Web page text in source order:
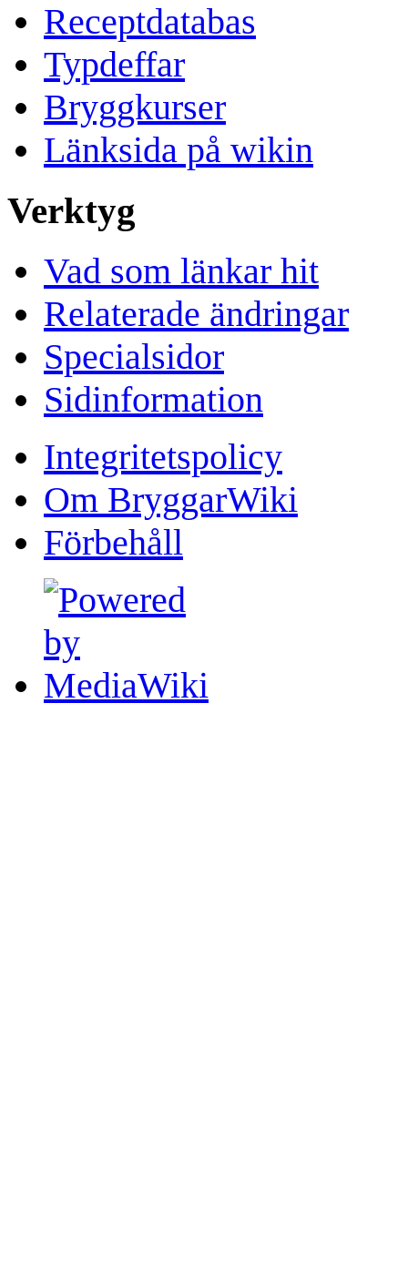
Receptdatabas
Typdeffar
Bryggkurser
Länksida på wikin
Verktyg
Vad som länkar hit
Relaterade ändringar
Specialsidor
Sidinformation
Integritetspolicy
Om BryggarWiki
Förbehåll